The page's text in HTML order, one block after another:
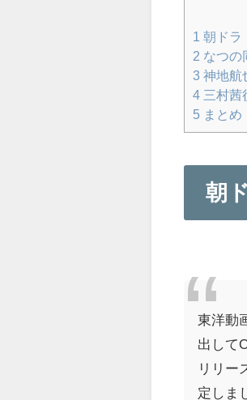
1 朝ドラ
2 なつの
3 神地航
4 三村茜
5 まとめ
朝
東洋動
出して
リリー
定しま